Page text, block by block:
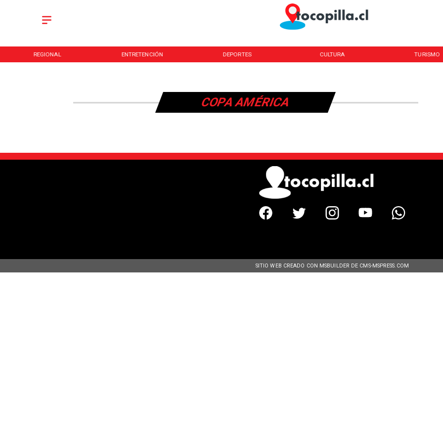
REGIONAL ENTRETENCIÓN DEPORTES CULTURA TURISMO
COPA AMÉRICA
SITIO WEB CREADO CON MSBUILDER DE CMS-MSPRESS.COM